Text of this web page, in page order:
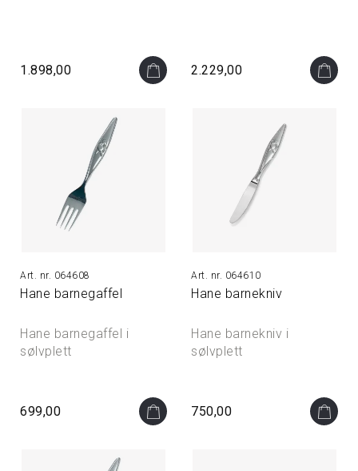
1.898,00 2.229,00
064608
Hane barnegaffel
Hane barnegaffel i
sølvplett
699,00
064610
Hane barnekniv
Hane barnekniv i
sølvplett
750,00